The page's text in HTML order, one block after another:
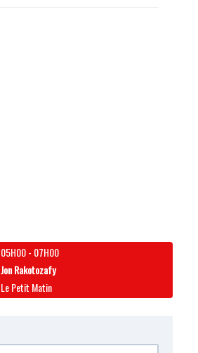
05H00- 07H00
Jon Rakotozafy
Le Petit Matin